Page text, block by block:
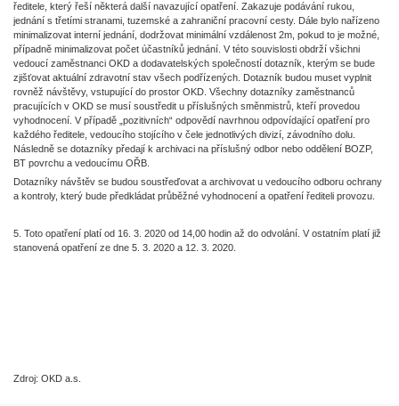
ředitele, který řeší některá další navazující opatření. Zakazuje podávání rukou,
jednání s třetími stranami, tuzemské a zahraniční pracovní cesty. Dále bylo nařízeno
minimalizovat interní jednání, dodržovat minimální vzdálenost 2m, pokud to je možné,
případně minimalizovat počet účastníků jednání. V této souvislosti obdrží všichni
vedoucí zaměstnanci OKD a dodavatelských společností dotazník, kterým se bude
zjišťovat aktuální zdravotní stav všech podřízených. Dotazník budou muset vyplnit
rovněž návštěvy, vstupující do prostor OKD. Všechny dotazníky zaměstnanců
pracujících v OKD se musí soustředit u příslušných směnmistrů, kteří provedou
vyhodnocení. V případě „pozitivních“ odpovědí navrhnou odpovídající opatření pro
každého ředitele, vedoucího stojícího v čele jednotlivých divizí, závodního dolu.
Následně se dotazníky předají k archivaci na příslušný odbor nebo oddělení BOZP,
BT povrchu a vedoucímu OŘB.
Dotazníky návštěv se budou soustřeďovat a archivovat u vedoucího odboru ochrany
a kontroly, který bude předkládat průběžné vyhodnocení a opatření řediteli provozu.
5. Toto opatření platí od 16. 3. 2020 od 14,00 hodin až do odvolání. V ostatním platí již
stanovená opatření ze dne 5. 3. 2020 a 12. 3. 2020.
Zdroj: OKD a.s.